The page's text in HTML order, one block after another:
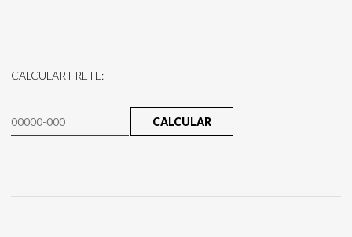
CALCULAR FRETE:
CALCULAR